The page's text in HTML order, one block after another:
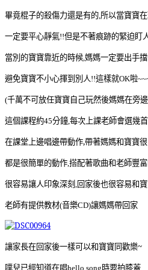
畢竟棍子的殺傷力還是有的 所以當寶寶
一定要平心靜氣!!但是不著痕跡的緊迫盯
當別的寶寶靠近的時候媽媽一定要出手
避免寶寶不小心揮到別人 !!這樣就OK啦
(千萬不可放任寶寶自己玩然後媽媽在旁
這個課程約45分鐘每次上課老師會選幾
在課堂上邊唱邊帶動作,帶著媽媽和寶寶
都是很簡單的動作搭配著歌曲和老師豐
很容易讓人印象深刻 回家後也很容易和
老師有提供教材(音樂CD)讓媽媽帶回家
讓家長在回家後一樣可以和寶寶同歡樂~
噗兒已經知道在唱hello song時要拍膝蓋